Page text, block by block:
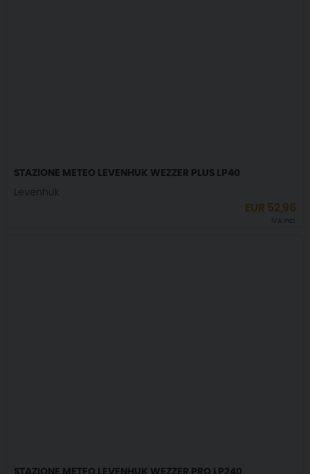
STAZIONE METEO LEVENHUK WEZZER PLUS LP40
Levenhuk
EUR 52,96
IVA incl.
STAZIONE METEO LEVENHUK WEZZER PRO LP240